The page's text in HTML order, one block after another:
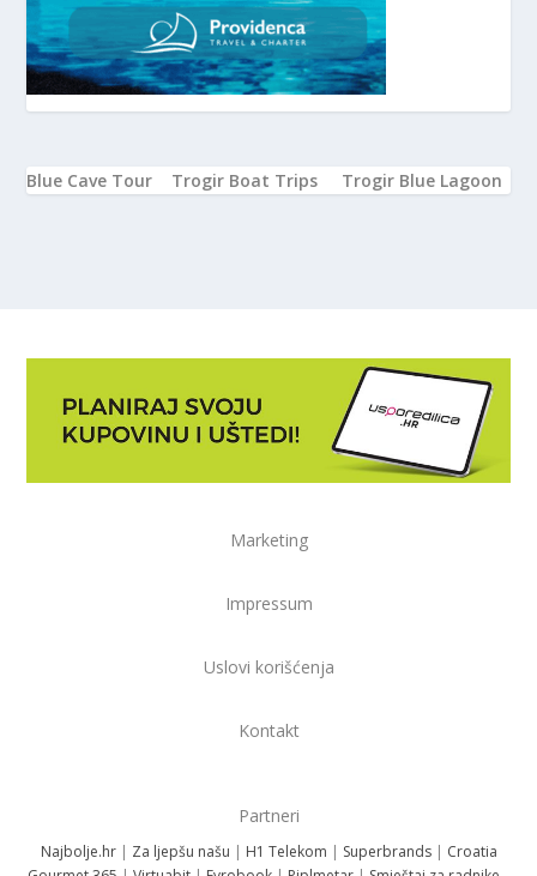
Blue Cave Tour Trogir Boat Trips Trogir Blue Lagoon
Marketing
Impressum
Uslovi korišćenja
Kontakt
Partneri
Najbolje.hr| Za ljepšu našu | H1 Telekom | Superbrands| Croatia